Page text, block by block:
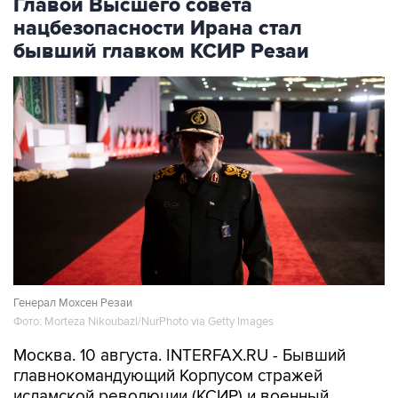
бывший главком КСИР Резаи
Генерал Мохсен Резаи
Фото: Morteza Nikoubazl/NurPhoto via Getty Images
Москва. 10 августа. INTERFAX.RU - Бывший
исламской революции (КСИР) и военный
советник верховного лидера Ирана Мохсен